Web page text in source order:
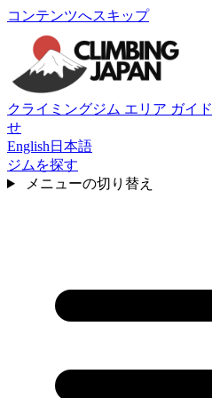
コンテンツへスキップ
クライミングジム エリア ガイド
せ
English 日本語
ジムを探す
メニューの切り替え